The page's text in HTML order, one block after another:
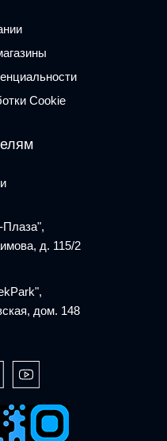
Cookie
д. 115/2
дом. 148